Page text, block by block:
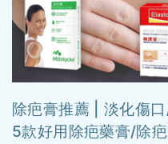
除疤膏推薦 | 淡化傷
5款好用除疤藥膏/除